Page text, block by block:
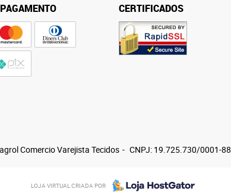
CERTIFICADOS
Comercio Varejista Tecidos CNPJ: 19.725.730/0001-88
LOJA VIRTUAL CRIADA POR